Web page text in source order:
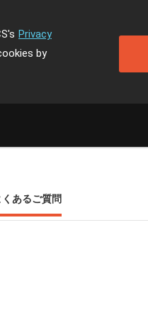
Privacy
by
くあるご質問